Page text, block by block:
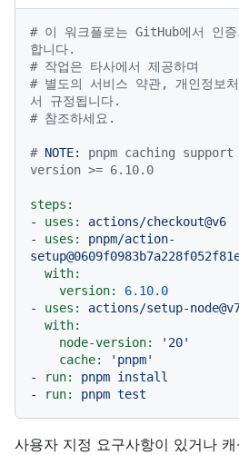
# 이 워크플로는 GitHub에서 인
합니다.
# 작업은 타사에서 제공하며
# 별도의 서비스 약관, 개인정보
서 규정됩니다.
# 참조하세요.
# NOTE:
pnpm caching
version >= 6.10.0
steps:
-
uses:
actions/checkout@v6
-
uses:
pnpm/action-
with:
version:
6.10.0
-
uses:
actions/setup-
with:
node-version:
'20'
cache:
'pnpm'
-
run: pnpm install
-
run: pnpm test
사용자 지정 요구사항이 있거나